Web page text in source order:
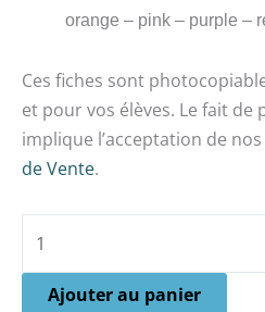
orange – pink – purple –
Ces fiches sont
et pour vos élèves. Le fait de
implique l’acceptation de nos
de Vente.
Ajouter au panier